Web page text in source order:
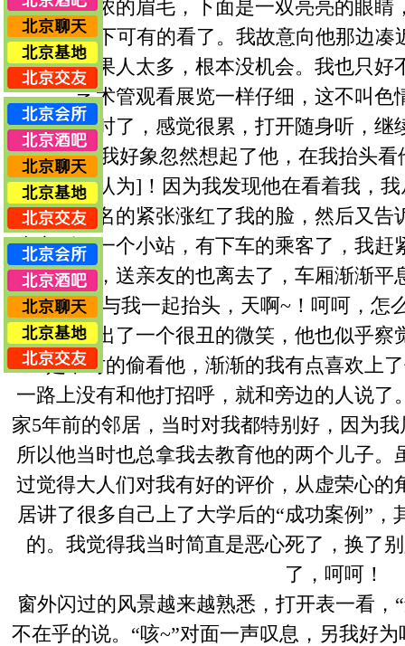
公斤，浓浓的眉毛，下面是一双亮亮的眼睛
嘻嘻~~这下可有的看了。我故意向他那边
如何，结果人太多，根本没机会。我也只好
艺术管观看展览一样仔细，这不叫色
一个多小时了，感觉很累，打开随身听，继
多久了，我好象忽然想起了他，在我抬头
[纯属自己认为]！因为我发现他在看着我，
种莫名的紧张涨红了我的脸，然后又告
火车到了一个小站，有下车的乘客了，我赶
车的下了，送亲友的也离去了，车厢渐渐平
对面的人与我一起抬头，天啊~！呵呵，怎
起，我挤出了一个很丑的微笑，他也似乎
是不时的偷看他，渐渐的我有点喜欢上
一路上没有和他打招呼，就和旁边的人说了
家5年前的邻居，当时对我都特别好，因为
所以他当时也总拿我去教育他的两个儿子。
过觉得大人们对我有好的评价，从虚荣心的
居讲了很多自己上了大学后的“成功案例”
的。我觉得我当时简直是恶心死了，换了
了，呵呵！
窗外闪过的风景越来越熟悉，打开表一看，
不在乎的说。“咳~”对面一声叹息，另我好